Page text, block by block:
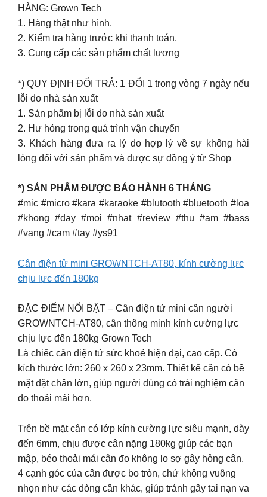
HÀNG: Grown Tech
1. Hàng thật như hình.
2. Kiểm tra hàng trước khi thanh toán.
3. Cung cấp các sản phẩm chất lượng
*) QUY ĐỊNH ĐỔI TRẢ: 1 ĐỔI 1 trong vòng 7 ngày nếu
lỗi do nhà sản xuất
1. Sản phẩm bị lỗi do nhà sản xuất
2. Hư hỏng trong quá trình vận chuyển
3. Khách hàng đưa ra lý do hợp lý về sự không hài
lòng đối với sản phẩm và được sự đồng ý từ Shop
*) SẢN PHẨM ĐƯỢC BẢO HÀNH 6 THÁNG
#mic #micro #kara #karaoke #blutooth #bluetooth #loa
#khong #day #moi #nhat #review #thu #am #bass
#vang #cam #tay #ys91
Cân điện tử mini GROWNTCH-AT80, kính cường lực
chịu lực đến 180kg
ĐẶC ĐIỂM NỔI BẬT – Cân điện tử mini cân người
GROWNTCH-AT80, cân thông minh kính cường lực
chịu lực đến 180kg Grown Tech
Là chiếc cân điện tử sức khoẻ hiện đại, cao cấp. Có
kích thước lớn: 260 x 260 x 23mm. Thiết kế cân có bề
mặt đặt chân lớn, giúp người dùng có trải nghiệm cân
đo thoải mái hơn.
Trên bề mặt cân có lớp kính cường lực siêu mạnh, dày
đến 6mm, chịu được cân nặng 180kg giúp các bạn
mập, béo thoải mái cân đo không lo sợ gây hỏng cân.
4 cạnh góc của cân được bo tròn, chứ không vuông
nhọn như các dòng cân khác, giúp tránh gây tai nạn va